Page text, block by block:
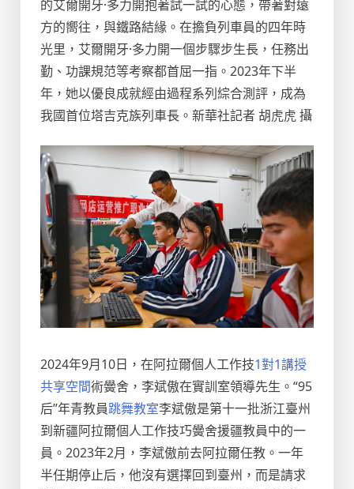
的艾爾開牙·多力開抱著試一試的心態，帶著對遠
方的嚮往，與鐵路結緣。在擔負列車員的四年時
光里，艾爾開牙·多力開一個步驟步生長，任務出
勤、功課規范等考察都首屈一指。2023年下半
年，她以優良成就經由過程系列綜合測評，成為
我國首位塔吉克族列車長。新華社記者 胡虎虎 攝
2024年9月10日，在阿拉爾個人工作技1對1講授
共享空間術黌舍，李斌傲在實訓室領導先生。“95
后”年青教員跳舞教室李斌傲是第十一批浙江臺州
到新疆阿拉爾個人工作技巧黌舍援疆教員中的一
員。2023年2月，李斌傲前去阿拉爾任教。一年
半任期停止后，他沒有選擇回到臺州，而是請求